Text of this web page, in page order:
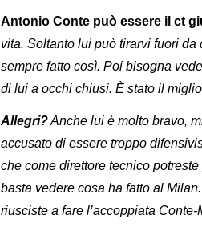
Antonio Conte può essere il ct
vita. Soltanto lui può tirarvi fuori
sempre fatto così. Poi bisogna
di lui a occhi chiusi. È stato il
Allegri?Anche lui è molto bravo,
accusato di essere troppo
che come direttore tecnico
basta vedere cosa ha fatto al
riusciste a fare l’accoppiata